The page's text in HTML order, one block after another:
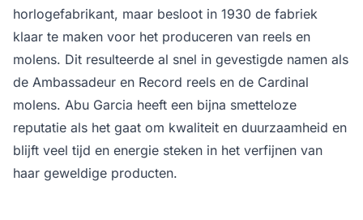
horlogefabrikant, maar besloot in 1930 de fabriek
klaar te maken voor het produceren van reels en
molens. Dit resulteerde al snel in gevestigde namen als
de Ambassadeur en Record reels en de Cardinal
molens. Abu Garcia heeft een bijna smetteloze
reputatie als het gaat om kwaliteit en duurzaamheid en
blijft veel tijd en energie steken in het verfijnen van
haar geweldige producten.